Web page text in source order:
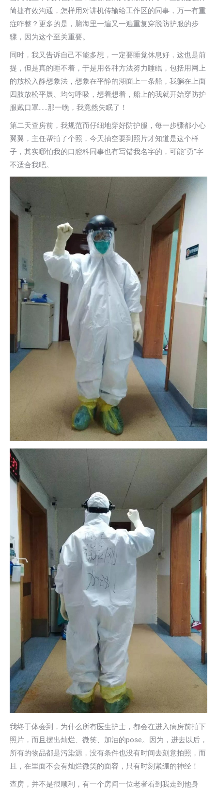
简捷有效沟通，怎样用对讲机传输给工作区的同事，万一有重
症咋整？更多的是，脑海里一遍又一遍重复穿脱防护服的步
骤，因为这个至关重要。
同时，我又告诉自己不能多想，一定要睡觉休息好，这也是前
提，但是真的睡不着，于是用各种方法努力睡眠，包括用网上
的放松入静想象法，想象在平静的湖面上一条船，我躺在上面
四肢放松平展、均匀呼吸，想着想着，船上的我就开始穿防护
服戴口罩……那一晚，我竟然失眠了！
第二天查房前，我规范而仔细地穿好防护服，每一步骤都小心
翼翼，主任帮拍了个照，今天抽空要到照片才知道是这个样
子，其实哪怕我的口腔科同事也有写错我名字的，可能“勇”字
不适合我吧。
我终于体会到，为什么所有医生护士，都会在进入病房前拍下
照片，而且摆出灿烂、微笑、加油的pose。因为，进去以后，
所有的物品都是污染源，没有条件也没有时间去刻意拍照，而
且，在里面不会有灿烂微笑的面容，只有时刻紧绷的神经！
查房，并不是很顺利，有一个房间一位老者看到我走到他身